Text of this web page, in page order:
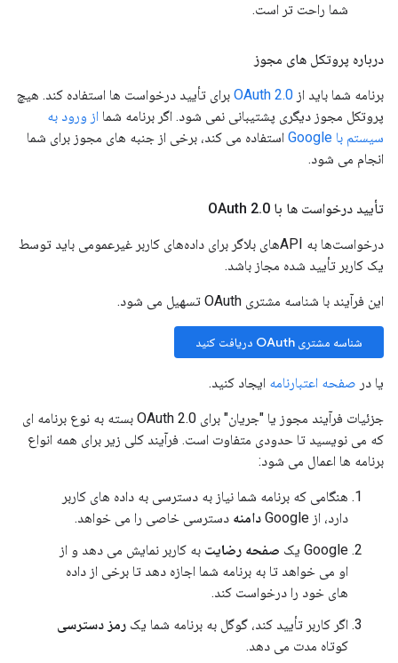
شما راحت تر است.
درباره پروتکل های مجوز
برنامه شما باید از OAuth 2.0 برای تأیید درخواست ها استفاده کند. هیچ
پروتکل مجوز دیگری پشتیبانی نمی شود. اگر برنامه شما از ورود به
سیستم با Google
استفاده می کند، برخی از جنبه های مجوز برای شما
انجام می شود.
تأیید درخواست ها با OAuth 2 .0
درخواست‌ها به APIهای بلاگر برای داده‌های کاربر غیرعمومی باید توسط
یک کاربر تأیید شده مجاز باشد.
این فرآیند با شناسه مشتری OAuth تسهیل می شود.
شناسه مشتری OAuth دریافت کنید
یا در صفحه اعتبارنامه ایجاد کنید.
جزئیات فرآیند مجوز یا "جریان" برای OAuth 2.0 بسته به نوع برنامه ای
که می نویسید تا حدودی متفاوت است. فرآیند کلی زیر برای همه انواع
برنامه ها اعمال می شود:
هنگامی که برنامه شما نیاز به دسترسی به داده های کاربر
دارد، از Google
دامنه دسترسی خاصی را می خواهد.
Google یک
صفحه رضایت به کاربر نمایش می دهد و از
او می خواهد تا به برنامه شما اجازه دهد تا برخی از داده
های خود را درخواست کند.
اگر کاربر تأیید کند، گوگل به برنامه شما یک رمز دسترسی
کوتاه مدت می دهد.